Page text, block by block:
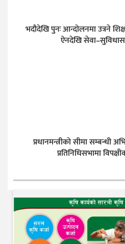
भदौदेखि पुनः आन्दोलनमा उत्रने
ऐनदेखि
प्रधानमन्त्रीको सीमा सम्बन्धी
प्रतिनिधिसभामा